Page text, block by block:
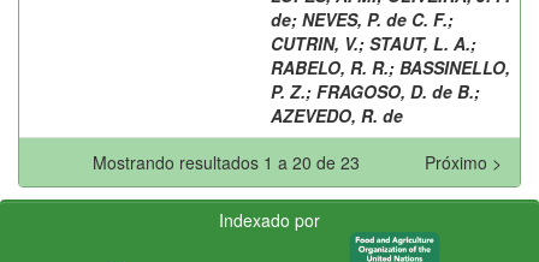
de; NEVES, P. de C. F.;
CUTRIN, V.; STAUT, L. A.;
RABELO, R. R.; BASSINELLO,
P. Z.; FRAGOSO, D. de B.;
AZEVEDO, R. de
Mostrando resultados 1 a 20 de 23
Próximo >
Indexado por